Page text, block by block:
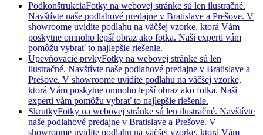
PodkonštrukciaFotky na webovej stránke sú len ilustračné.
Navštívte naše podlahové predajne v Bratislave a Prešove. V
showroome uvidíte podlahu na väčšej vzorke, ktorá Vám
poskytne omnoho lepší obraz ako fotka. Naši experti vám
pomôžu vybrať to najlepšie riešenie.
Upevňovacie prvkyFotky na webovej stránke sú len
ilustračné. Navštívte naše podlahové predajne v Bratislave a
Prešove. V showroome uvidíte podlahu na väčšej vzorke,
ktorá Vám poskytne omnoho lepší obraz ako fotka. Naši
experti vám pomôžu vybrať to najlepšie riešenie.
SkrutkyFotky na webovej stránke sú len ilustračné. Navštívte
naše podlahové predajne v Bratislave a Prešove. V
showroome uvidíte podlahu na väčšej vzorke, ktorá Vám